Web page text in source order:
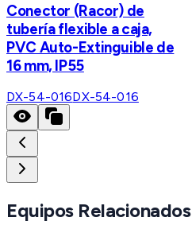
Conector (Racor) de
tubería flexible a caja,
PVC Auto-Extinguible de
16 mm, IP55
DX-54-016DX-54-016
Equipos Relacionados